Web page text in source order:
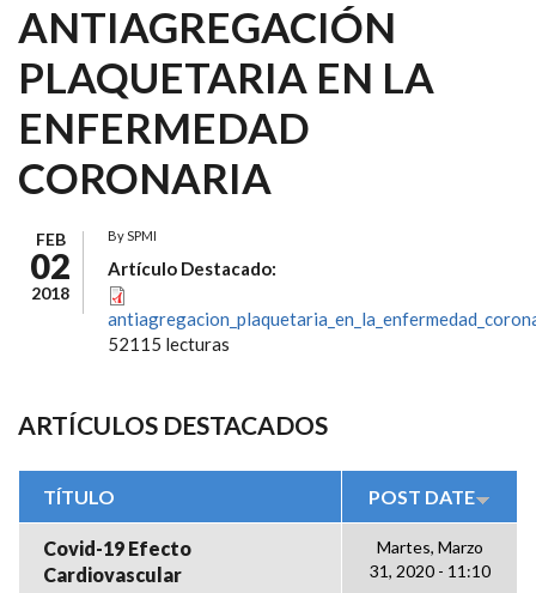
ANTIAGREGACIÓN
PLAQUETARIA EN LA
ENFERMEDAD
CORONARIA
FEB
02
2018
BySPMI
Artículo Destacado:
52115 lecturas
ARTÍCULOS DESTACADOS
TÍTULO POST DATE
Covid-19 Efecto
Cardiovascular
Martes, Marzo
31, 2020 - 11:10